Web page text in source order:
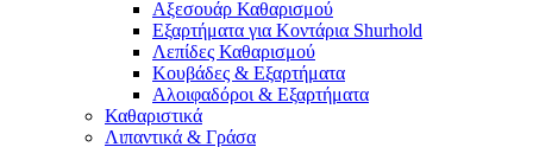
Αξεσουάρ Καθαρισμού
Εξαρτήματα για Κοντάρια Shurhold
Λεπίδες Καθαρισμού
Κουβάδες & Εξαρτήματα
Αλοιφαδόροι & Εξαρτήματα
Καθαριστικά
Λιπαντικά & Γράσα